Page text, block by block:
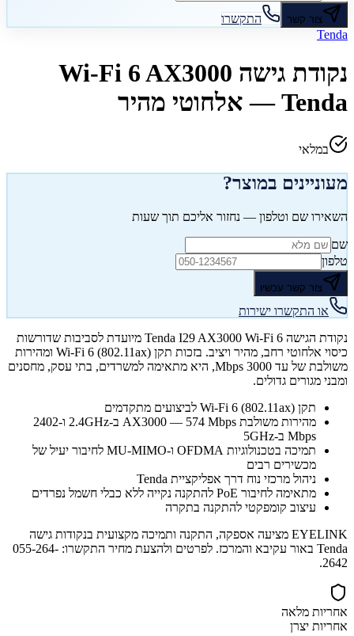
צור קשר
התקשרו
Tenda
נקודת גישה Wi-Fi 6 AX3000
Tenda — אלחוטי מהיר
במלאי
מעוניינים במוצר?
השאירו שם וטלפון — נחזור אליכם תוך שעות
שם
טלפון
צור קשר עכשיו
או התקשרו ישירות
נקודת הגישה Tenda I29 AX3000 Wi-Fi 6 מיועדת לסביבות שדורשות
כיסוי אלחוטי רחב, מהיר ויציב. בזכות תקן Wi-Fi 6 (802.11ax) ומהירות
משולבת של עד 3000 Mbps, היא מתאימה למשרדים, בתי עסק, מחסנים
ומבני מגורים גדולים.
תקן Wi-Fi 6 (802.11ax) לביצועים מתקדמים
מהירות משולבת AX3000 — 574 Mbps ב-2.4GHz ו-2402
Mbps ב-5GHz
תמיכה בטכנולוגיות OFDMA ו-MU-MIMO לחיבור יעיל של
מכשירים רבים
ניהול מרכזי נוח דרך אפליקציית Tenda
מתאימה לחיבור PoE להתקנה נקייה ללא כבלי חשמל נפרדים
עיצוב קומפקטי להתקנה בתקרה
EYELINK מציעה אספקה, התקנה ותמיכה מקצועית בנקודות גישה
Tenda באור עקיבא והמרכז. לפרטים ולהצעת מחיר התקשרו: 055-264-
2642.
אחריות מלאה
אחריות יצרן